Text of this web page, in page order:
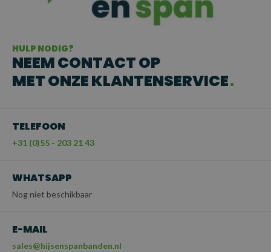
HULP NODIG?
NEEM CONTACT OP
MET ONZE KLANTENSERVICE
TELEFOON
+31 (0)55 - 203 21 43
WHATSAPP
Nog niet beschikbaar
E-MAIL
sales@hijsenspanbanden.nl